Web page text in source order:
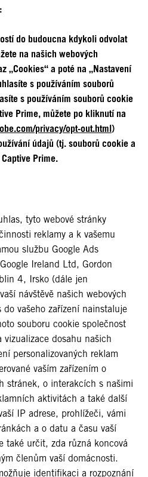
do budoucna kdykoli odvolat
na našich webových
„Cookies“ a poté na „Nastavení
s používáním souborů
s používáním souborů cookie
Prime, můžete po kliknutí na
privacy/opt-out.html)
údajů (tj. souborů cookie a
Prime.
tyto webové stránky
reklamy a k vašemu
službu Google Ads
Ireland Ltd, Gordon
4, Irsko (dále jen
návštěvě našich webových
do vašeho zařízení nainstaluje
souboru cookie společnost
vizualizace dosahu našich
personalizovaných reklam
vaším zařízením o
stránek, o interakcích s našimi
aktivitách a také další
IP adrese, prohlížeči, vámi
a o datu a času vaší
také určit, zda různá koncová
členům vaší domácnosti.
identifikaci a rozpoznání